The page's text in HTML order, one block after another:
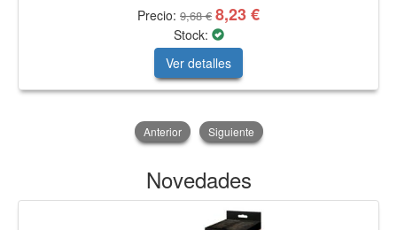
Precio: 9,68 € 8,23 €
Stock:
Ver detalles
Anterior Siguiente
Novedades